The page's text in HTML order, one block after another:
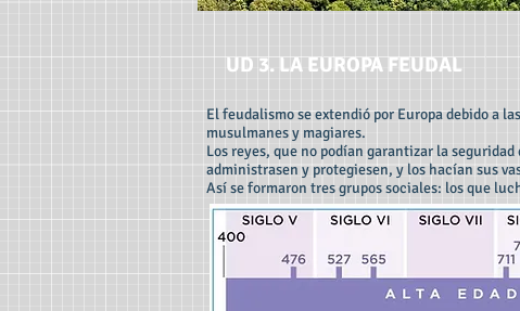
UD 3. LA EUROPA FEUDAL
El feudalismo se extendió por Europa debido a
musulmanes y magiares.
Los reyes, que no podían garantizar la
administrasen y protegiesen, y los hacían sus
Así se formaron tres grupos sociales: los que